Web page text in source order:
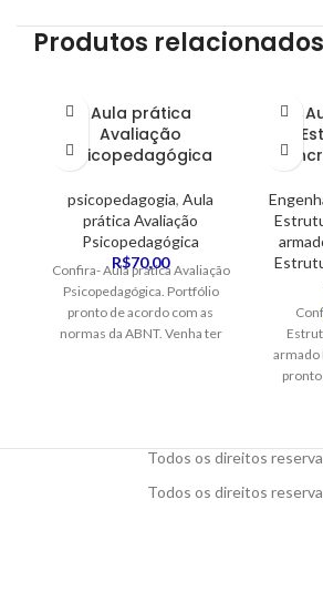
Produtos relacionados
Aula prática
Avaliação
Psicopedagógica
psicopedagogia, Aula
prática Avaliação
Psicopedagógica
R$70,00
Confira- Aula prática Avaliação
Psicopedagógica. Portfólio
pronto de acordo com as
normas da ABNT. Venha ter
armado
Todos os direitos
Todos os direitos